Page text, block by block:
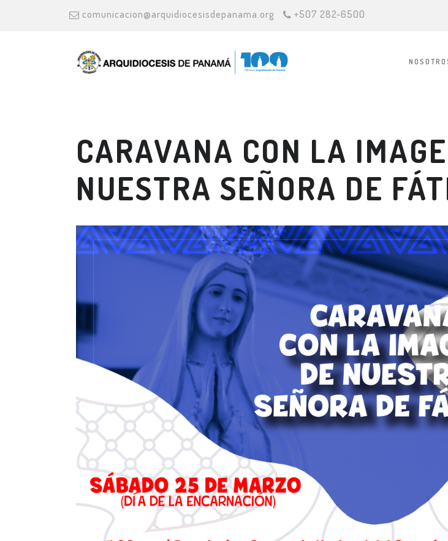
comunicacion@arquidiocesisdepanama.org +507 282-6500
CARAVANA CON LA
NUESTRA SEÑORA DE